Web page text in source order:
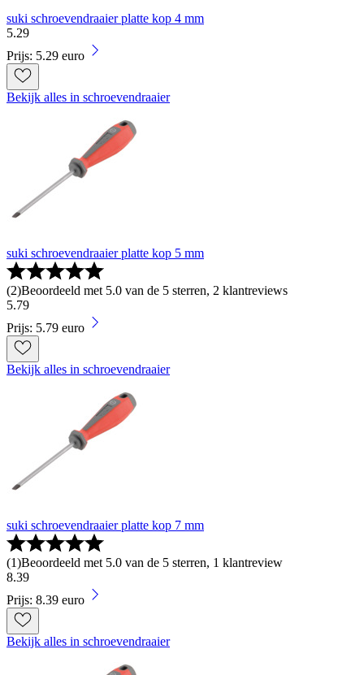
suki schroevendraaier platte kop 4 mm
5.29
Prijs: 5.29 euro
Bekijk alles in schroevendraaier
suki schroevendraaier platte kop 5 mm
(2)Beoordeeld met 5.0 van de 5 sterren, 2 klantreviews
5.79
Prijs: 5.79 euro
Bekijk alles in schroevendraaier
suki schroevendraaier platte kop 7 mm
(1)Beoordeeld met 5.0 van de 5 sterren, 1 klantreview
8.39
Prijs: 8.39 euro
Bekijk alles in schroevendraaier